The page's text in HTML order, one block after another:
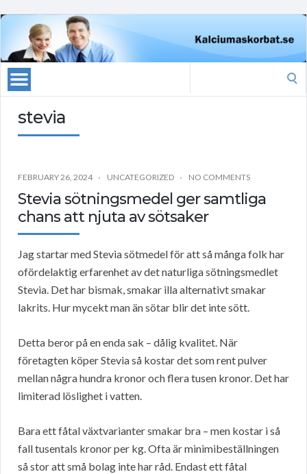
stevia
FEBRUARY 26, 2024 UNCATEGORIZED NO COMMENTS
Stevia sötningsmedel ger samtliga
chans att njuta av sötsaker
Jag startar med Stevia sötmedel för att så många folk har
ofördelaktig erfarenhet av det naturliga sötningsmedlet
Stevia. Det har bismak, smakar illa alternativt smakar
lakrits. Hur mycekt man än sötar blir det inte sött.
Detta beror på en enda sak – dålig kvalitet. När
företagten köper Stevia så kostar det som rent pulver
mellan några hundra kronor och flera tusen kronor. Det har
limiterad löslighet i vatten.
Bara ett fåtal växtvarianter smakar bra – men kostar i så
fall tusentals kronor per kg. Ofta är minimibeställningen
så stor att små bolag inte har råd. Endast ett fåtal